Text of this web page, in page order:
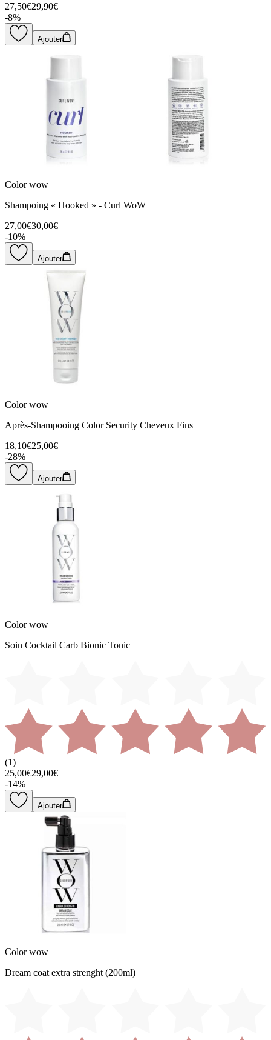
27,50€29,90€
-8%
Ajouter
Color wow
Shampoing « Hooked » - Curl WoW
27,00€30,00€
-10%
Ajouter
Color wow
Après-Shampooing Color Security Cheveux Fins
18,10€25,00€
-28%
Ajouter
Color wow
Soin Cocktail Carb Bionic Tonic
(1)
25,00€29,00€
-14%
Ajouter
Color wow
Dream coat extra strenght (200ml)